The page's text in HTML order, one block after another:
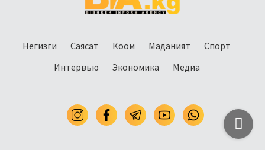
Негизги Саясат Коом Маданият
Спорт
Интервью
Экономика Медиа